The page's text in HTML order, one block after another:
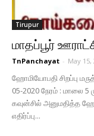
Tirupur
மாதப்பூர்
TnPanchayat - May 15,
ஹோமியோபதி சிறப்பு
05-2020 நேரம் : மாலை
கவுன்சில் அனுமதித்த
எதிர்ப்பு...